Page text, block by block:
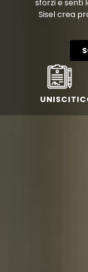
UNISCITI
sforzi e senti
Sisel crea